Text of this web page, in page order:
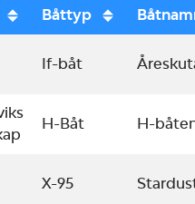
Båttyp
If-båt
H-Båt H-
X-95